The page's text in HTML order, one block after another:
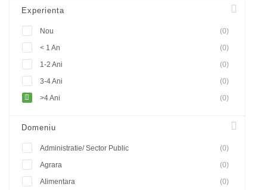
Experienta
Nou
(0)
< 1 An
(0)
1-2 Ani
(0)
3-4 Ani
(0)
>4 Ani
(0)
Domeniu
Administratie/ Sector Public
(0)
Agrara
(0)
Alimentara
(0)